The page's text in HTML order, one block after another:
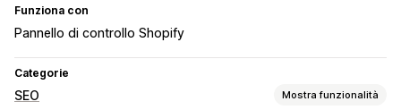
Funziona con
Pannello di controllo Shopify
Categorie
SEO Mostra funzionalità